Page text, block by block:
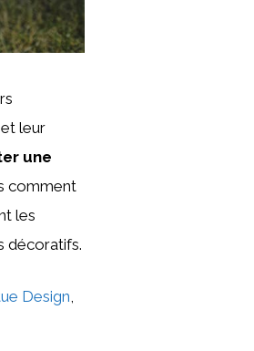
leur
une
comment
les
décoratifs.
Design,